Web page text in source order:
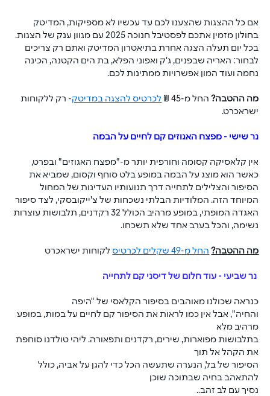
אם כל ההצגות שהצענו לכם עד עכשיו לא מספיקות, המדיטק
בחולון מזמין אתכם לפסטיבל חנוכה 2025 עם מגוון ענק של הצגות.
בכל יום תעלה הצגה אחרת בתיאטרון המדיטק ואתם רק צריכים
לבחור: האריה שבפנים, ג'ק ואפוני הפלא, בת הים הקטנה, הכינה
נחמה ועוד המון אפשרויות ממתינות לכם.
מה ההטבה? החל מ-45 ₪ לכרטיס להצגה במדיטק- רק ללקוחות
ישראכרט.
נר שישי - מפצח האגוזים קם לחיים על הבמה
אין קלאסיקה קסומה וחורפית יותר מ-"מפצח האגוזים" ובפרט,
כאשר הוא מוצג על הבמה במופע בלט סוחף וקסום, שמביא את
הסיפור והצלילים לתחייה דרך תנועותיו העדינות של המחול
המיוחד הזה. המלודיות הבלתי נשכחות של צ'ייקובסקי, לצד סיפור
האגדה המופתי, במופע מרהיב הכולל 32 רקדנים, תלבושות עוצרות
נשימה, והכל בערב אחד שלא תשכחו.
מה ההטבה? החל מ-49 שקלים לכרטיס לקוחות ישראכרט
כנראה שכולנו מאוהבים בסיפור הקלאסי של "היפה
והחיה", אבל אין כמו לראות את הסיפור קם לחיים על במות, במופע
מרהיב מלא
בתלבושות מפוארות, שירים, רקדנים ותפאורה. ליהי טולדנו סוחפת
את הקהל אל תוך
הסיפור של בל, הנערה שתעשה הכל כדי להגן על אביה, כולל
להתאהב בחיה שבתוכה שוכן
נסיך עם לב זהב..